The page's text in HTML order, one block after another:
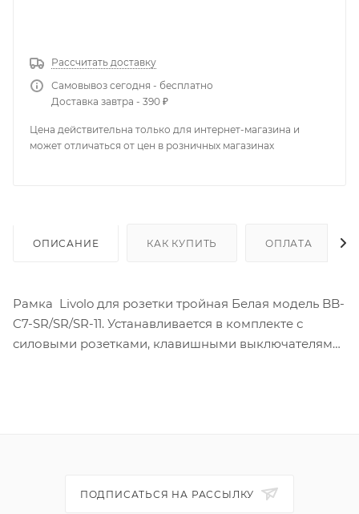
Рассчитать доставку
Самовывоз сегодня - бесплатно
Доставка завтра - 390 ₽
Цена действительна только для интернет-магазина и
может отличаться от цен в розничных магазинах
ОПИСАНИЕ КАК КУПИТЬ ОПЛАТА
Рамка Livolo для розетки тройная Белая модель BB-
C7-SR/SR/SR-11. Устанавливается в комплекте с
силовыми розетками, клавишными выключателями
ПОДПИСАТЬСЯ НА РАССЫЛКУ